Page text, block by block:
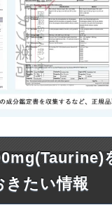
きたい情報